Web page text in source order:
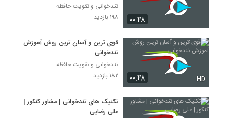
027043 - تندخوانی سری چهارم
۳۳۶ بازدید
027044 - تندخوانی سری چهارم
45
027045 - تندخوانی سری چهارم
۴۲۰ بازدید
۰۰:۴۸
تندخوانی و تقویت حافظه
۱۹۸ بازدید
۰۰:۴۸ HD
قوی ترین و آسان ترین روش آموزش
تندخوانی
تندخوانی و تقویت حافظه
۱۸۲ بازدید
تکنیک های تندخوانی | مشاور کنکور |
علی رضایی